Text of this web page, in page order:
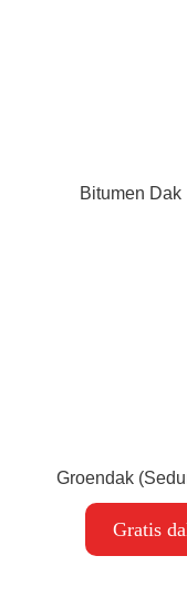
Bitumen Dak
Groendak
Gratis